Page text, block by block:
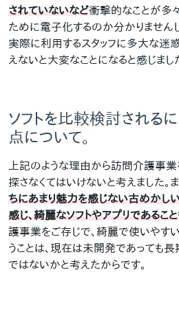
されていないなど衝撃的なことが多
ために電子化するのか分かりません
実際に利用するスタッフに多大な迷
えないと大変なことになると感じまし
ソフトを比較検討される
点について。
上記のような理由から訪問介護事
探さなくてはいけないと考えました。ま
ちにあまり魅力を感じない古めかし
感じ、綺麗なソフトやアプリであるこ
護事業をご存じで、綺麗で使いやす
うことは、現在は未開発であっても
ではないかと考えたからです。